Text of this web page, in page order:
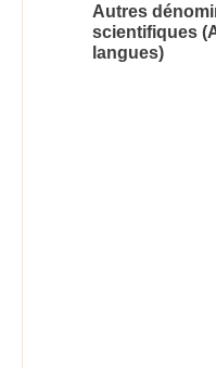
Autres
scientifiques
langues)